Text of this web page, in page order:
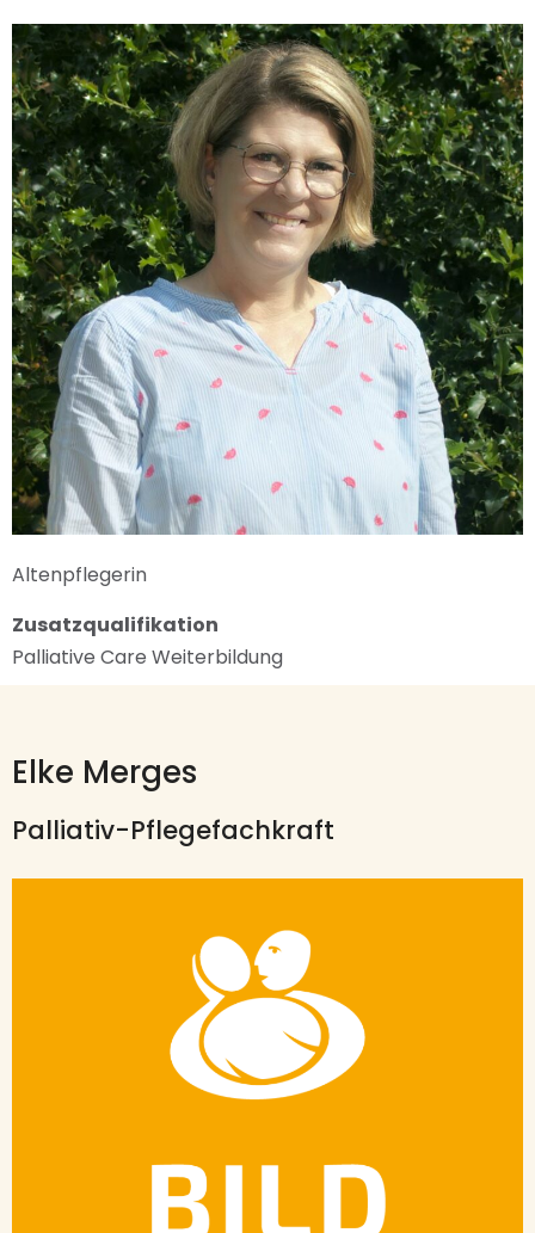
Altenpflegerin
Zusatzqualifikation
Palliative Care Weiterbildung
Elke Merges
Palliativ-Pflegefachkraft